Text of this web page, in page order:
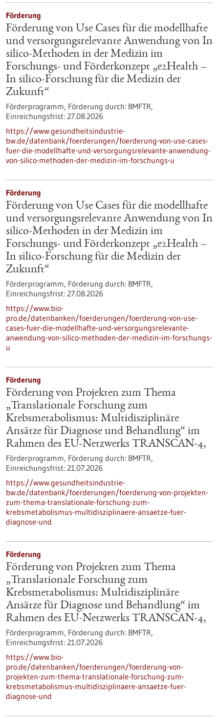
Förderung
Förderung von Use Cases für die modellhafte
und versorgungsrelevante Anwendung von In
silico-Methoden in der Medizin im
Forschungs- und Förderkonzept „e2Health –
In silico-Forschung für die Medizin der
Zukunft“
Förderprogramm, Förderung durch: BMFTR,
Einreichungsfrist: 27.08.2026
https://www.gesundheitsindustrie-
bw.de/datenbank/foerderungen/foerderung-von-use-cases-
fuer-die-modellhafte-und-versorgungsrelevante-anwendung-
von-silico-methoden-der-medizin-im-forschungs-u
Förderung
Förderung von Use Cases für die modellhafte
und versorgungsrelevante Anwendung von In
silico-Methoden in der Medizin im
Forschungs- und Förderkonzept „e2Health –
In silico-Forschung für die Medizin der
Zukunft“
Förderprogramm, Förderung durch: BMFTR,
Einreichungsfrist: 27.08.2026
https://www.bio-
pro.de/datenbanken/foerderungen/foerderung-von-use-
cases-fuer-die-modellhafte-und-versorgungsrelevante-
anwendung-von-silico-methoden-der-medizin-im-forschungs-
u
Förderung
Förderung von Projekten zum Thema
„Translationale Forschung zum
Krebsmetabolismus: Multidisziplinäre
Ansätze für Diagnose und Behandlung“ im
Rahmen des EU-Netzwerks TRANSCAN-4,
Förderprogramm, Förderung durch: BMFTR,
Einreichungsfrist: 21.07.2026
https://www.gesundheitsindustrie-
bw.de/datenbank/foerderungen/foerderung-von-projekten-
zum-thema-translationale-forschung-zum-
krebsmetabolismus-multidisziplinaere-ansaetze-fuer-
diagnose-und
Förderung
Förderung von Projekten zum Thema
„Translationale Forschung zum
Krebsmetabolismus: Multidisziplinäre
Ansätze für Diagnose und Behandlung“ im
Rahmen des EU-Netzwerks TRANSCAN-4,
Förderprogramm, Förderung durch: BMFTR,
Einreichungsfrist: 21.07.2026
https://www.bio-
pro.de/datenbanken/foerderungen/foerderung-von-
projekten-zum-thema-translationale-forschung-zum-
krebsmetabolismus-multidisziplinaere-ansaetze-fuer-
diagnose-und